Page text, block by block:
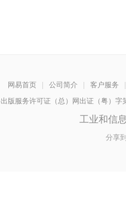
网易首页 | 公司简介 | 客户服务
|
版服务许可证（总）网出证（粤）
工业和信
分享